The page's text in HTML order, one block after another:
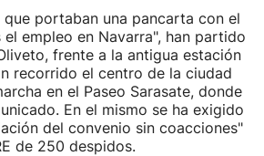
que portaban una pancarta con el
el empleo en Navarra", han partido
frente a la antigua estación
recorrido el centro de la ciudad
en el Paseo Sarasate, donde
En el mismo se ha exigido
del convenio sin coacciones"
de 250 despidos.